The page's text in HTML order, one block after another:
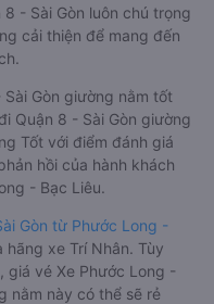
- Sài Gòn luôn chú trọng
cải thiện để mang đến
Gòn giường nằm tốt
Quận 8 - Sài Gòn giường
Tốt với điểm đánh giá
hồi của hành khách
- Bạc Liêu.
Gòn từ Phước Long -
xe Trí Nhân. Tùy
giá vé Xe Phước Long -
nằm này có thể sẽ rẻ